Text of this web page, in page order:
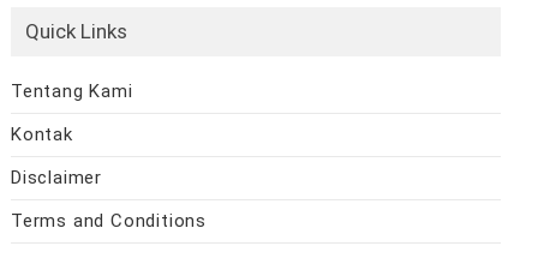
Quick Links
Tentang Kami
Kontak
Disclaimer
Terms and Conditions